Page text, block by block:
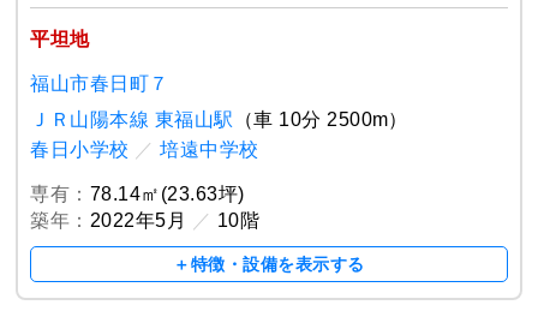
平坦地
福山市春日町７
ＪＲ山陽本線 東福山駅
（車 10分 2500m）
春日小学校 ／ 培遠中学校
専有： 78.14㎡(23.63坪)
築年： 2022年5月 ／ 10階
＋特徴・設備を表示する